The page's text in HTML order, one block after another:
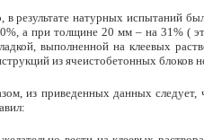
в результате натурных испытаний
а при толщине 20 мм – на 31% (
выполненной на клеевых
из ячеистобетонных
из приведенных данных